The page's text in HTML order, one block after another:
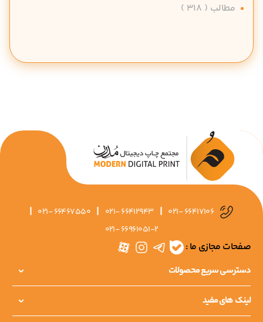
مطالب ( 318 )
021- 66417106
|
021- 66412943
|
021- 66467550
|
021- 66961051-2
صفحات مجازی ما :
دسترسی سریع محصولات
لینک های مفید